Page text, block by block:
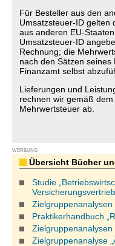
Für Besteller aus den
Umsatzsteuer-ID gelten
aus anderen EU-
Umsatzsteuer-ID
Rechnung; die
nach den Sätzen
Finanzamt selbst
Lieferungen und
rechnen wir gemäß
Mehrwertsteuer ab.
WERBUNG
Übersicht Bücher
Studie
Praktikerhandbuch
Zielgruppenanalyse